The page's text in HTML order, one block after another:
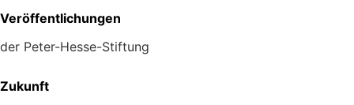
Veröffentlichungen
der Peter-Hesse-Stiftung
Zukunft